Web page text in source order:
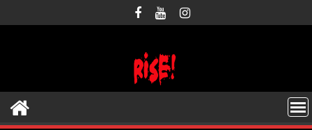
al